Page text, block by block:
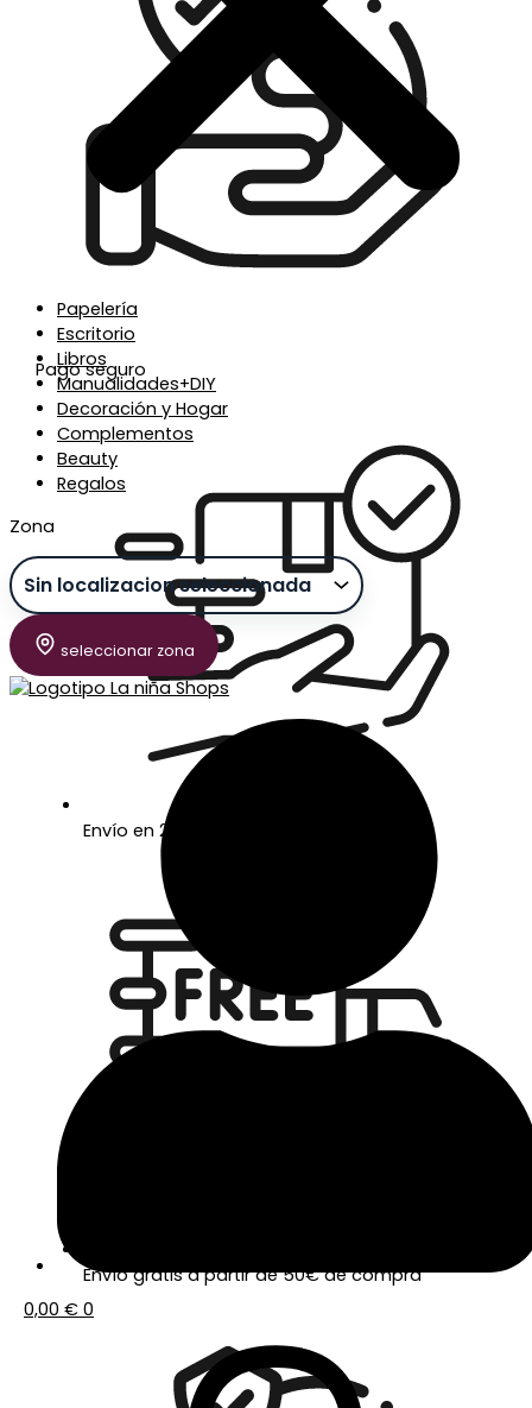
Papelería
Escritorio
Libros
Manualidades+DIY
Decoración y Hogar
Complementos
Beauty
Regalos
Zona
seleccionar zona
0,00 € 0
Pago seguro
Envío en 24/48 horas laborables
Envío gratis a partir de 50€ de compra